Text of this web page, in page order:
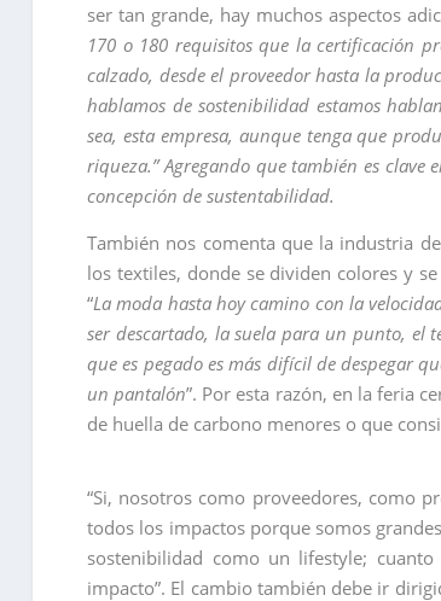
ser tan grande, hay muchos aspectos
170 o 180 requisitos que la certificación
calzado, desde el proveedor hasta la
hablamos de sostenibilidad estamos
sea, esta empresa, aunque tenga que
riqueza.” Agregando que también es
concepción de sustentabilidad.
También nos comenta que la industria
los textiles, donde se dividen colores y
“La moda hasta hoy camino con la
ser descartado, la suela para un punto, el
que es pegado es más difícil de despegar
un pantalón”. Por esta razón, en la feria
de huella de carbono menores o que
“Si, nosotros como proveedores, como
todos los impactos porque somos
sostenibilidad como un lifestyle;
impacto”. El cambio también debe ir